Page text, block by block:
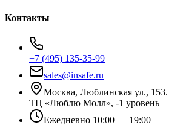
Контакты
+7 (495) 135-35-99
sales@insafe.ru
Москва, Люблинская ул., 153.
ТЦ «Люблю Молл», -1 уровень
Ежедневно 10:00 — 19:00